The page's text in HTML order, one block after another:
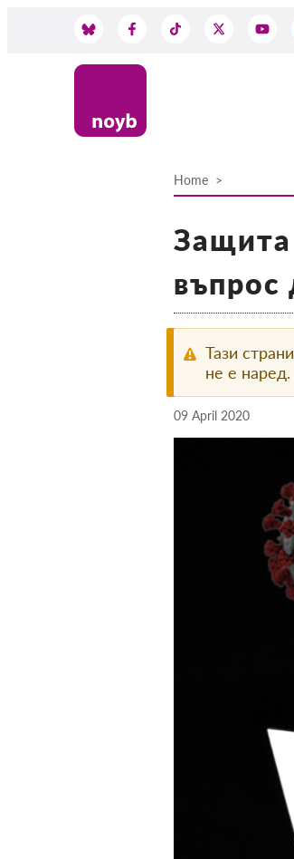
Home
Защита
въпрос
Тази
не е наред.
09 April 2020